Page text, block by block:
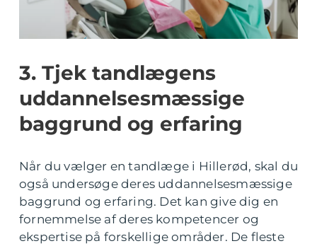
3. Tjek tandlægens
uddannelsesmæssige
baggrund og erfaring
Når du vælger en tandlæge i Hillerød, skal du
også undersøge deres uddannelsesmæssige
baggrund og erfaring. Det kan give dig en
fornemmelse af deres kompetencer og
ekspertise på forskellige områder. De fleste